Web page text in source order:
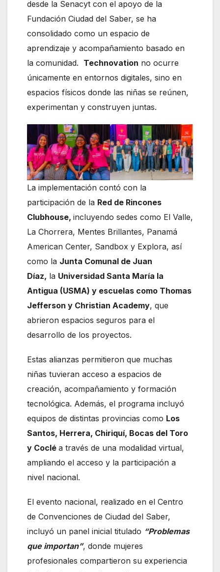
desde la Senacyt con el apoyo de la
Fundación Ciudad del Saber, se ha
consolidado como un espacio de
aprendizaje y acompañamiento basado en
la comunidad. Technovation no ocurre
únicamente en entornos digitales, sino en
espacios físicos donde las niñas se reúnen,
experimentan y construyen juntas.
La implementación contó con la
participación de la Red de Rincones
Clubhouse, incluyendo sedes como El Valle,
La Chorrera, Mentes Brillantes, Panamá
American Center, Sandbox y Explora, así
como la Junta Comunal de Juan
Díaz, la Universidad Santa María la
Antigua (USMA) y escuelas como Thomas
Jefferson y Christian Academy, que
abrieron espacios seguros para el
desarrollo de los proyectos.
Estas alianzas permitieron que muchas
niñas tuvieran acceso a espacios de
creación, acompañamiento y formación
tecnológica. Además, el programa incluyó
equipos de distintas provincias como Los
Santos, Herrera, Chiriquí, Bocas del Toro
y Coclé a través de una modalidad virtual,
ampliando el acceso y la participación a
nivel nacional.
El evento nacional, realizado en el Centro
de Convenciones de Ciudad del Saber,
incluyó un panel inicial titulado “Problemas
que importan”, donde mujeres
profesionales compartieron su experiencia